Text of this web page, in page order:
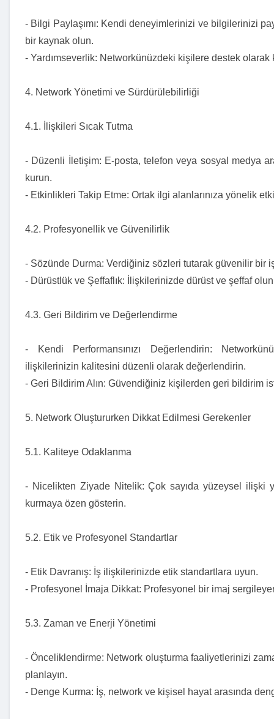
- Bilgi Paylaşımı: Kendi deneyimlerinizi ve bilgilerinizi
bir kaynak olun.
- Yardımseverlik: Networkünüzdeki kişilere destek olarak
4. Network Yönetimi ve Sürdürülebilirliği
4.1. İlişkileri Sıcak Tutma
- Düzenli İletişim: E-posta, telefon veya sosyal medya
kurun.
- Etkinlikleri Takip Etme: Ortak ilgi alanlarınıza yönelik
4.2. Profesyonellik ve Güvenilirlik
- Sözünde Durma: Verdiğiniz sözleri tutarak güvenilir bir
- Dürüstlük ve Şeffaflık: İlişkilerinizde dürüst ve şeffaf
4.3. Geri Bildirim ve Değerlendirme
- Kendi Performansınızı Değerlendirin:
ilişkilerinizin kalitesini düzenli olarak değerlendirin.
- Geri Bildirim Alın: Güvendiğiniz kişilerden geri bildirim
5. Network Oluştururken Dikkat Edilmesi Gerekenler
5.1. Kaliteye Odaklanma
- Nicelikten Ziyade Nitelik: Çok sayıda yüzeysel ilişki
kurmaya özen gösterin.
5.2. Etik ve Profesyonel Standartlar
- Etik Davranış: İş ilişkilerinizde etik standartlara uyun.
- Profesyonel İmaja Dikkat: Profesyonel bir imaj
5.3. Zaman ve Enerji Yönetimi
- Önceliklendirme: Network oluşturma faaliyetlerinizi
planlayın.
- Denge Kurma: İş, network ve kişisel hayat arasında